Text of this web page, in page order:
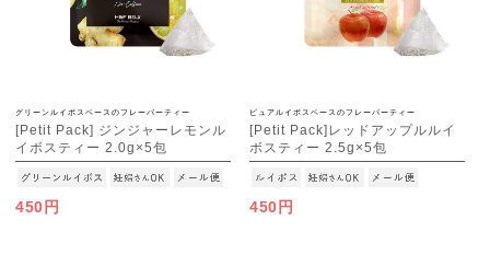
グリーンルイボスベースのフレーバーティー
[Petit Pack] ジンジャーレモンル
イボスティー 2.0g×5包
[M便 1/10]
450円
ピュアルイボスベースのフレーバーティー
[Petit Pack]レッドアップルルイ
ボスティー 2.5g×5包
[M便 1/10]
450円